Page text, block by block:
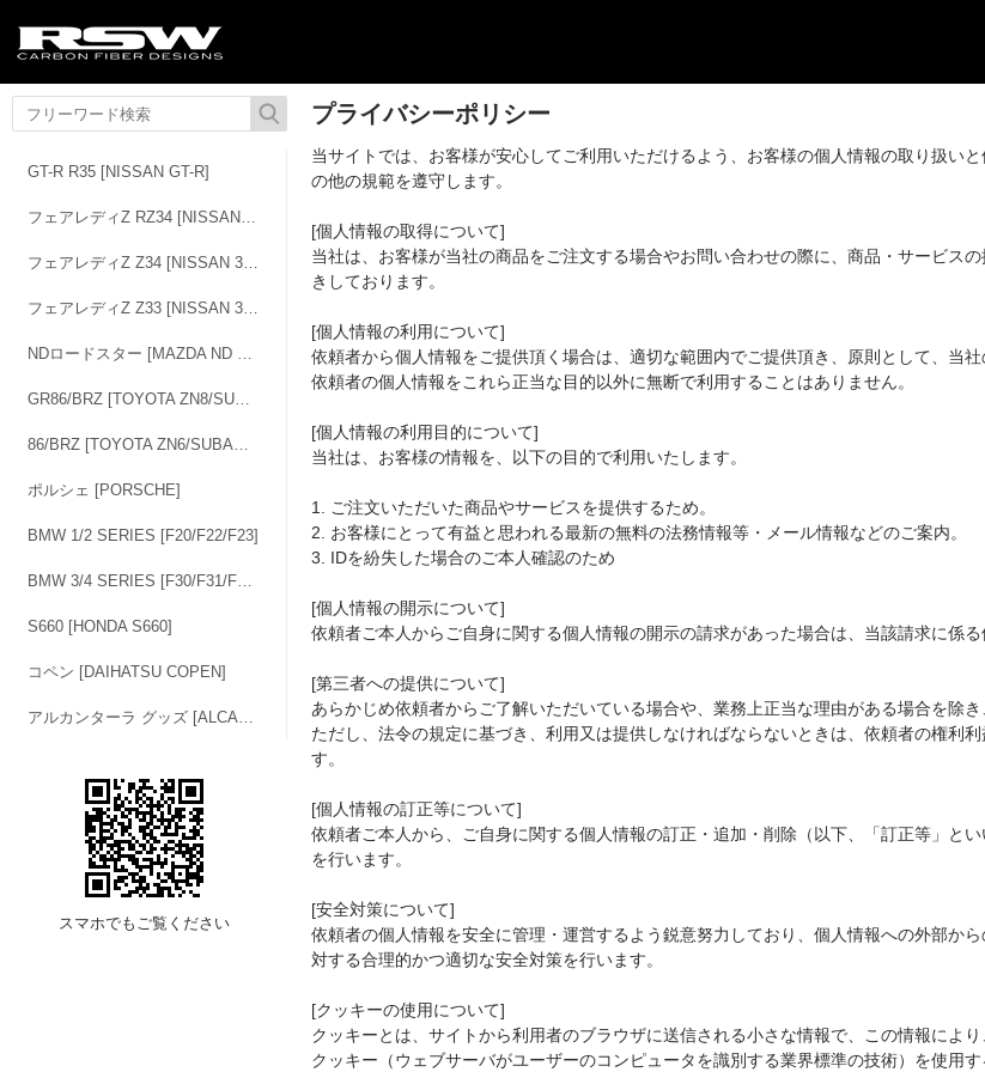
GT-R R35 [NISSAN GT-R]
フェアレディZ RZ34 [NISSAN 400Z]
フェアレディZ Z34 [NISSAN 370Z]
フェアレディZ Z33 [NISSAN 350Z]
NDロードスター [MAZDA ND ROADSTER]
GR86/BRZ [TOYOTA ZN8/SUBARU ZD8]
86/BRZ [TOYOTA ZN6/SUBARU ZD6]
ポルシェ [PORSCHE]
BMW 1/2 SERIES [F20/F22/F23]
BMW 3/4 SERIES [F30/F31/F32/F33/F36]
S660 [HONDA S660]
コペン [DAIHATSU COPEN]
アルカンターラ グッズ [ALCANTARA GOODS]
スマホでもご覧ください
プライバシーポリシー
当サイトでは、お客様が安心してご利用いただけるよう、お客様の個人情報の取り扱い
の他の規範を遵守します。
[個人情報の取得について]
当社は、お客様が当社の商品をご注文する場合やお問い合わせの際に、商品・サービス
きしております。
[個人情報の利用について]
依頼者から個人情報をご提供頂く場合は、適切な範囲内でご提供頂き、原則として、当
依頼者の個人情報をこれら正当な目的以外に無断で利用することはありません。
[個人情報の利用目的について]
当社は、お客様の情報を、以下の目的で利用いたします。
1. ご注文いただいた商品やサービスを提供するため。
2. お客様にとって有益と思われる最新の無料の法務情報等・メール情報などのご案内。
3. IDを紛失した場合のご本人確認のため
[個人情報の開示について]
依頼者ご本人からご自身に関する個人情報の開示の請求があった場合は、当該請求に係
[第三者への提供について]
あらかじめ依頼者からご了解いただいている場合や、業務上正当な理由がある場合を除
ただし、法令の規定に基づき、利用又は提供しなければならないときは、依頼者の権利
す。
[個人情報の訂正等について]
依頼者ご本人から、ご自身に関する個人情報の訂正・追加・削除（以下、「訂正等」と
を行います。
[安全対策について]
依頼者の個人情報を安全に管理・運営するよう鋭意努力しており、個人情報への外部か
対する合理的かつ適切な安全対策を行います。
[クッキーの使用について]
クッキーとは、サイトから利用者のブラウザに送信される小さな情報で、この情報によ
クッキー（ウェブサーバがユーザーのコンピュータを識別する業界標準の技術）を使用